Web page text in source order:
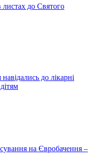
листах до Святого
до лікарні
на Євробачення –